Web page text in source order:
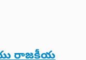
రాజకీయ